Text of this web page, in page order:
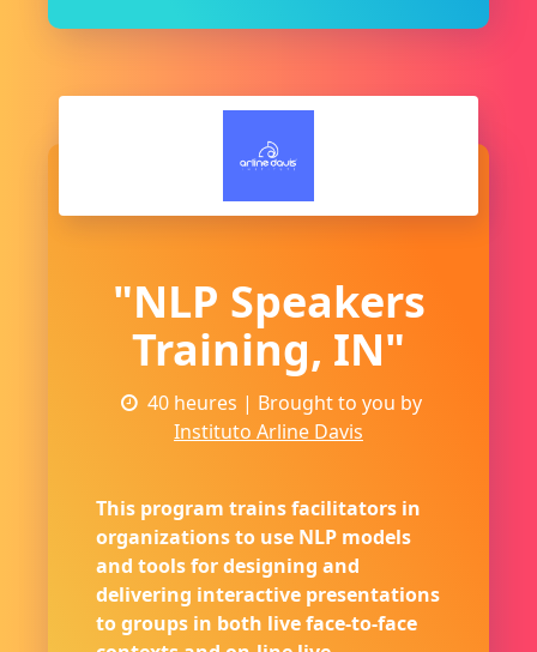
"NLP Speakers
Training, IN"
40 heures | Brought to you by
Instituto Arline Davis
This program trains facilitators in
organizations to use NLP models
and tools for designing and
delivering interactive presentations
to groups in both live face-to-face